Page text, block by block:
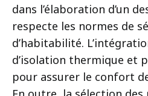
dans l’élaboration d’un
respecte les normes de
d’habitabilité.
d’isolation thermique et
pour assurer le confort